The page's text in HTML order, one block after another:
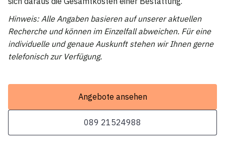
Hinweis: Alle Angaben basieren auf unserer aktuellen
Recherche und können im Einzelfall abweichen. Für eine
individuelle und genaue Auskunft stehen wir Ihnen gerne
telefonisch zur Verfügung.
Angebote ansehen
089 21524988